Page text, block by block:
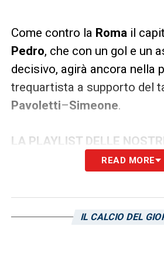
Come contro la Romail
Pedro, che con un gol e un
decisivo, agirà ancora nella
trequartista a supporto del
Pavoletti–Simeone.
LA PLAYLIST DELLE
READ MORE
IL CALCIO DEL